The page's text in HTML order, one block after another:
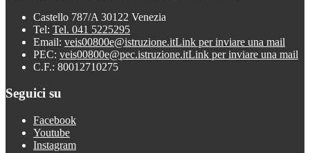
Castello 787/A 30122 Venezia
Tel: Tel. 041 5225295
Email: veis00800e@istruzione.itLink per inviare una mail
PEC: veis00800e@pec.istruzione.itLink per inviare una mail
C.F.: 80012710275
Seguici su
Facebook
Youtube
Instagram